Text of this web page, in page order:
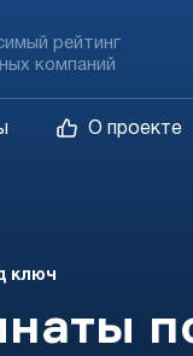
рейтинг
компаний
О проекте
ключ